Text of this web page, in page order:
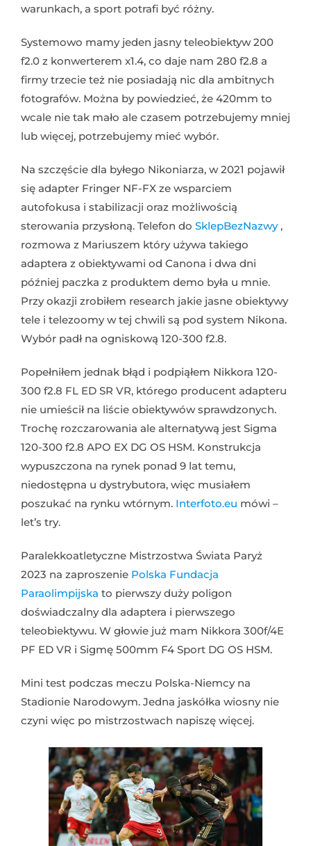
warunkach, a sport potrafi być różny.
Systemowo mamy jeden jasny teleobiektyw 200
f2.0 z konwerterem x1.4, co daje nam 280 f2.8 a
firmy trzecie też nie posiadają nic dla ambitnych
fotografów. Można by powiedzieć, że 420mm to
wcale nie tak mało ale czasem potrzebujemy mniej
lub więcej, potrzebujemy mieć wybór.
Na szczęście dla byłego Nikoniarza, w 2021 pojawił
się adapter Fringer NF-FX ze wsparciem
autofokusa i stabilizacji oraz możliwością
sterowania przysłoną. Telefon do SklepBezNazwy,
rozmowa z Mariuszem który używa takiego
adaptera z obiektywami od Canona i dwa dni
później paczka z produktem demo była u mnie.
Przy okazji zrobiłem research jakie jasne obiektywy
tele i telezoomy w tej chwili są pod system Nikona.
Wybór padł na ogniskową 120-300 f2.8.
Popełniłem jednak błąd i podpiąłem Nikkora 120-
300 f2.8 FL ED SR VR, którego producent adapteru
nie umieścił na liście obiektywów sprawdzonych.
Trochę rozczarowania ale alternatywą jest Sigma
120-300 f2.8 APO EX DG OS HSM. Konstrukcja
wypuszczona na rynek ponad 9 lat temu,
niedostępna u dystrybutora, więc musiałem
poszukać na rynku wtórnym. Interfoto.eu mówi –
let’s try.
Paralekkoatletyczne Mistrzostwa Świata Paryż
2023 na zaproszenie Polska Fundacja
Paraolimpijska to pierwszy duży poligon
doświadczalny dla adaptera i pierwszego
teleobiektywu. W głowie już mam Nikkora 300f/4E
PF ED VR i Sigmę 500mm F4 Sport DG OS HSM.
Mini test podczas meczu Polska-Niemcy na
Stadionie Narodowym. Jedna jaskółka wiosny nie
czyni więc po mistrzostwach napiszę więcej.